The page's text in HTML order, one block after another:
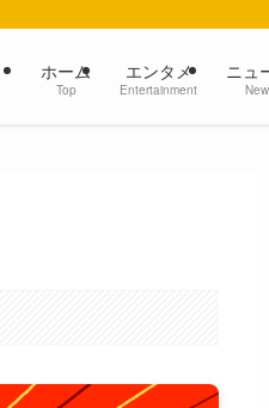
ホーム
Top
エンタメ
Entertainment
ニュ